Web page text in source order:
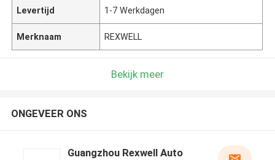
Levertijd 1-7 Werkdagen
Merknaam REXWELL
Bekijk meer
ONGEVEER ONS
Guangzhou Rexwell Auto